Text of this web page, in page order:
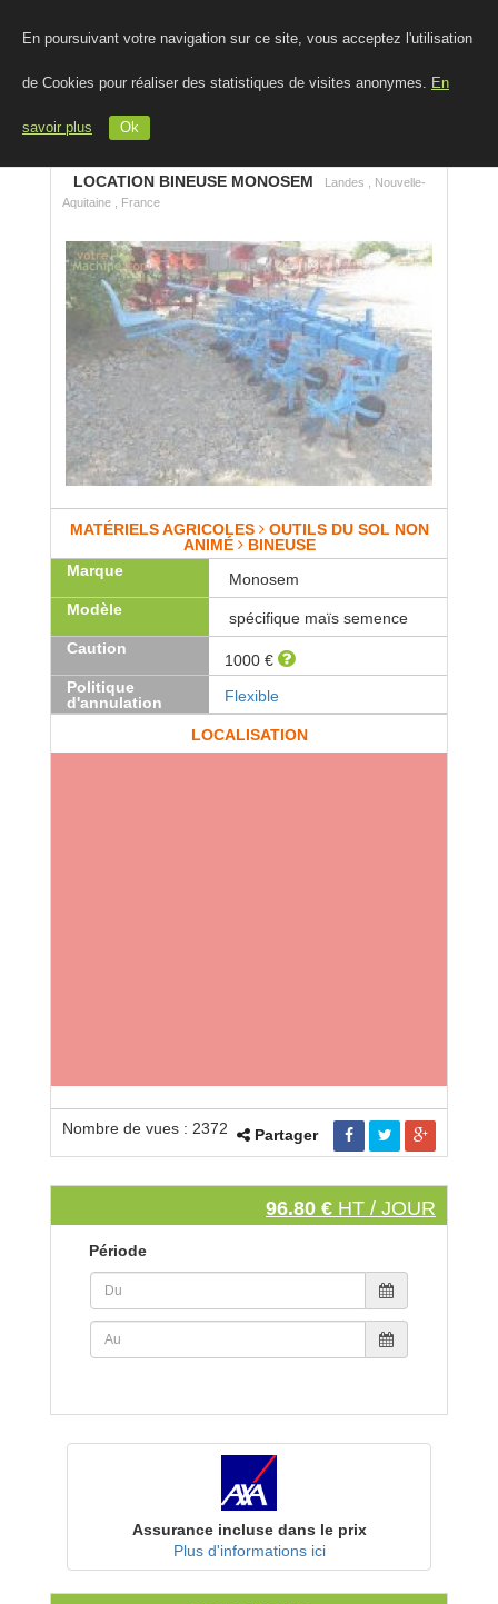
En poursuivant votre navigation sur ce site, vous acceptez l'utilisation
de Cookies pour réaliser des statistiques de visites anonymes. En
savoir plus Ok
LOCATION BINEUSE MONOSEM
Landes , Nouvelle-
Aquitaine , France
MATÉRIELS AGRICOLES OUTILS DU SOL NON
ANIMÉ BINEUSE
Marque
Monosem
Modèle
spécifique maïs semence
Caution
1000 €
Politique
d'annulation
Flexible
LOCALISATION
Nombre de vues : 2372 Partager
96.80 € HT / JOUR
Période
Assurance incluse dans le prix
Plus d'informations ici